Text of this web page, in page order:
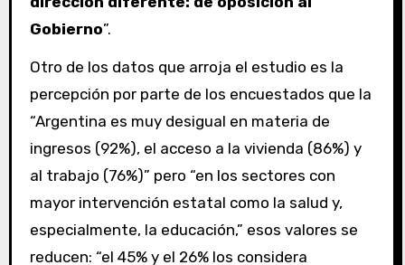
Gobierno”.
Otro de los datos que arroja el estudio es la
percepción por parte de los encuestados que la
“Argentina es muy desigual en materia de
ingresos (92%), el acceso a la vivienda (86%) y
al trabajo (76%)” pero “en los sectores con
mayor intervención estatal como la salud y,
especialmente, la educación,” esos valores se
reducen: “el 45% y el 26% los considera